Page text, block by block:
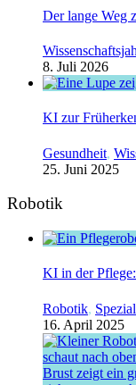
Der lange Weg
8. Juli 2026
KI zur
Gesundheit,
25. Juni 2025
Robotik
KI in der
Robotik, Spezial
16. April 2025